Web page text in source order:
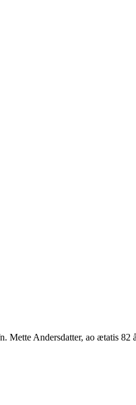
Andersdatter, ao ætatis